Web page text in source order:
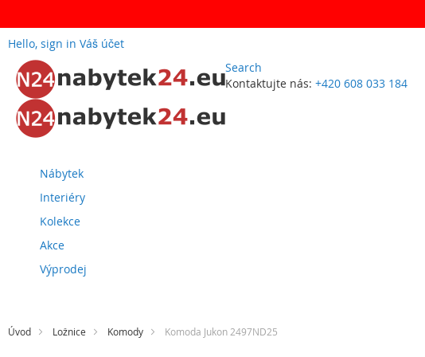
Hello, sign in Váš účet
Search
Kontaktujte nás: +420 608 033 184
na
obsah
Nábytek
Interiéry
Kolekce
Akce
Výprodej
Úvod Ložnice Komody Komoda Jukon 2497ND25